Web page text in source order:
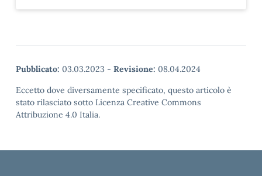
Pubblicato: 03.03.2023 - Revisione: 08.04.2024
Eccetto dove diversamente specificato, questo articolo è
stato rilasciato sotto Licenza Creative Commons
Attribuzione 4.0 Italia.